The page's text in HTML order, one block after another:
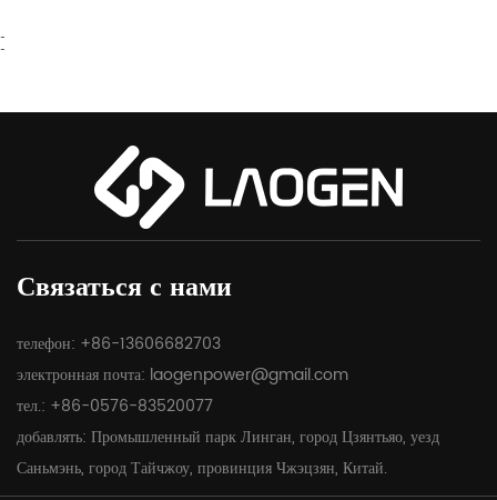
-
-
Связаться с нами
телефон: +86-13606682703
электронная почта: laogenpower@gmail.com
тел.: +86-0576-83520077
добавлять: Промышленный парк Линган, город Цзянтьяо, уезд
Саньмэнь, город Тайчжоу, провинция Чжэцзян, Китай.